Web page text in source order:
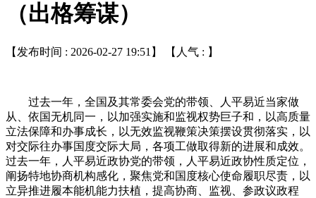
（出格筹谋）
【发布时间 : 2026-02-27 19:51】 【人气 : 】
过去一年，全国及其常委会党的带领、人平易近当家做
从、依国无机同一，以加强实施和监视权势巨子和，以高质量
立法保障和办事成长，以无效监视鞭策决策摆设贯彻落实，以
对交际往办事国度交际大局，各项工做取得新的进展和成效。
过去一年，人平易近政协党的带领，人平易近政协性质定位，
阐扬特地协商机构感化，聚焦党和国度核心使命履职尽责，以
立异推进履本能机能力扶植，提高协商、监视、参政议政程